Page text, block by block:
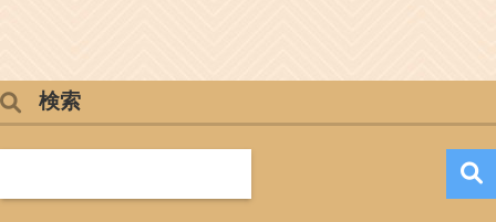
検索